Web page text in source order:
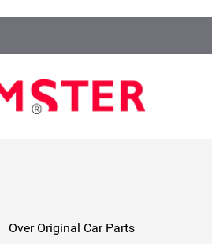
- Opslag mogelijkheid -
- Verhoogde belastbaarheid
in de EU.
Over Original Car Parts